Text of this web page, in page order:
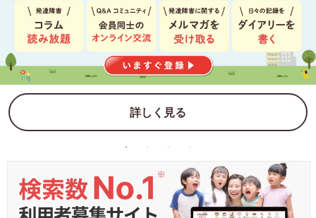
詳しく見る